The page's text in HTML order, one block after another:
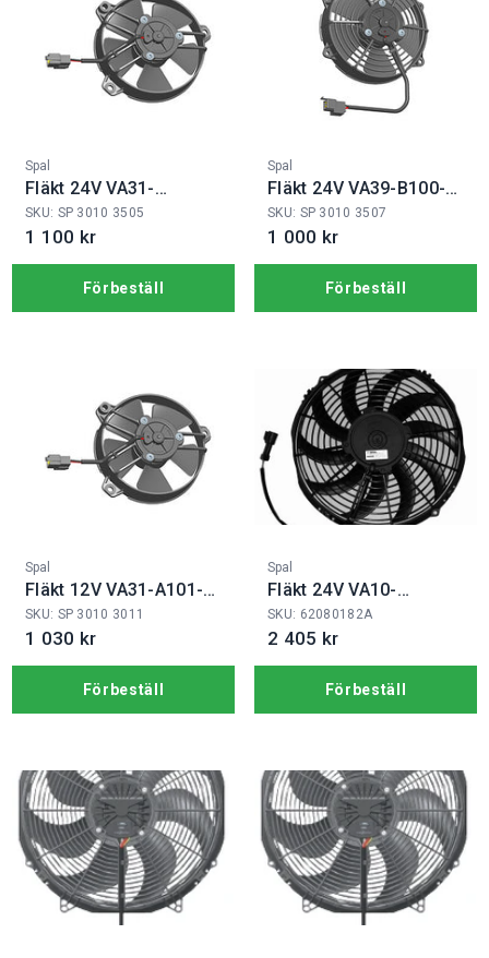
Fabrikat:
Spal
Fläkt 24V VA31-
B101/IE-46A
SKU: SP 3010 3505
1 100 kr
Förbeställ
Fabrikat:
Spal
Fläkt 24V VA39-B100-
45S
SKU: SP 3010 3507
1 000 kr
Förbeställ
Fabrikat:
Spal
Fläkt 12V VA31-A101-
46A
SKU: SP 3010 3011
1 030 kr
Förbeställ
Fabrikat:
Spal
Fläkt 24V VA10-
BP50/C-61A
SKU: 62080182A
2 405 kr
Förbeställ